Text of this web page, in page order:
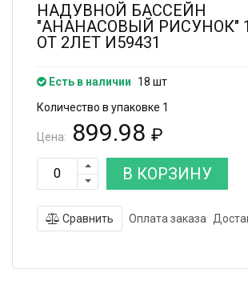
НАДУВНОЙ БАССЕЙН
"АНАНАСОВЫЙ РИСУНОК"
ОТ 2ЛЕТ И59431
Есть в наличии
18 шт
Количество в упаковке 1
Цена: 899.98 ₽
В КОРЗИНУ
Сравнить Оплата заказа